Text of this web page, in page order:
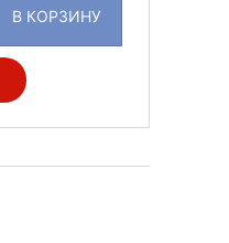
В КОРЗИНУ